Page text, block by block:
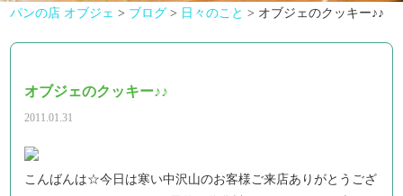
パンの店 オブジェ > ブログ > 日々のこと > オブジェのクッキー♪♪
オブジェのクッキー♪♪
2011.01.31
こんばんは☆今日は寒い中沢山のお客様ご来店ありがとうござ